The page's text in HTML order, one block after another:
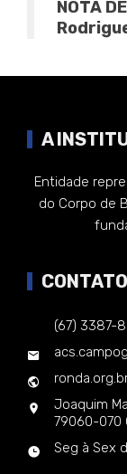
NOTA
A
Entidade
do Corpo de
CONTATO
(67) 3387-
Joaquim
79060-070
Seg à Sex